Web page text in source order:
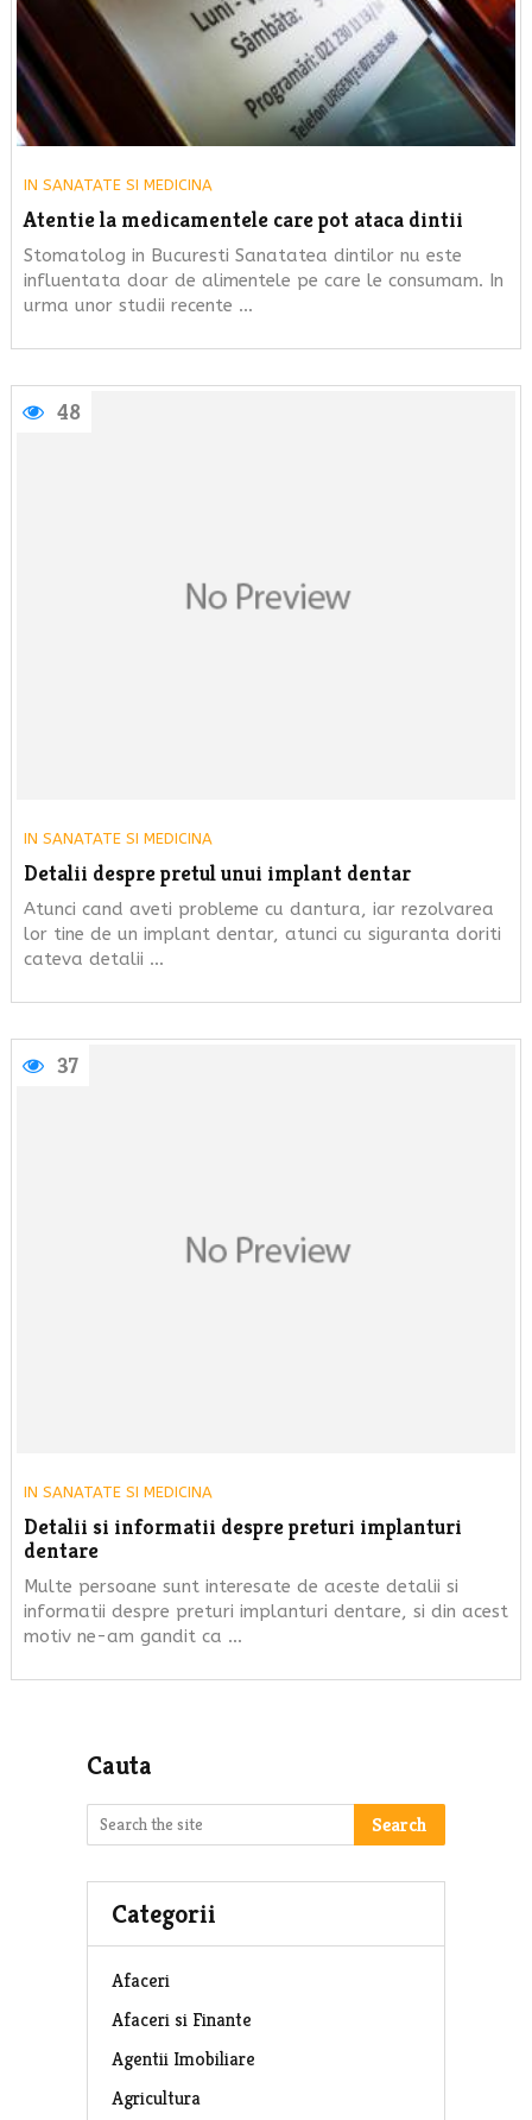
IN SANATATE SI MEDICINA
Atentie la medicamentele care pot ataca dintii
Stomatolog in Bucuresti Sanatatea dintilor nu este
influentata doar de alimentele pe care le consumam. In
urma unor studii recente …
48
IN SANATATE SI MEDICINA
Detalii despre pretul unui implant dentar
Atunci cand aveti probleme cu dantura, iar rezolvarea
lor tine de un implant dentar, atunci cu siguranta doriti
cateva detalii …
37
IN SANATATE SI MEDICINA
Detalii si informatii despre preturi implanturi
dentare
Multe persoane sunt interesate de aceste detalii si
informatii despre preturi implanturi dentare, si din acest
motiv ne-am gandit ca …
Cauta
Search
Categorii
Afaceri
Afaceri si Finante
Agentii Imobiliare
Agricultura